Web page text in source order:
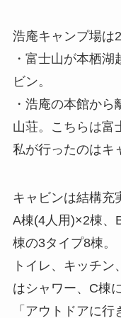
浩庵キャンプ場は
・富士山が本栖
ビン。
・浩庵の本館か
山荘。こちらは富
私が行ったのはキ
キャビンは結構充
A棟(4人用)×2棟、
棟の3タイプ8棟。
トイレ、キッチ
はシャワー、C棟
「アウトドアに